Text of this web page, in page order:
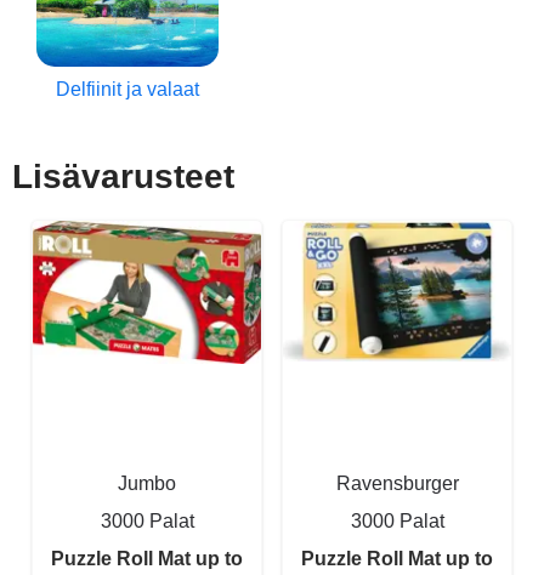
Delfiinit ja valaat
Lisävarusteet
Jumbo
3000 Palat
Puzzle Roll Mat up to
Ravensburger
3000 Palat
Puzzle Roll Mat up to